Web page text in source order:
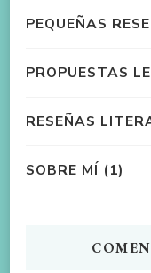
PEQUEÑAS
PROPUESTAS
RESEÑAS
SOBRE MÍ (1)